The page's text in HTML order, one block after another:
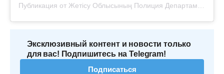
Эксклюзивный контент и новости только
для вас! Подпишитесь на Telegram!
Подписаться